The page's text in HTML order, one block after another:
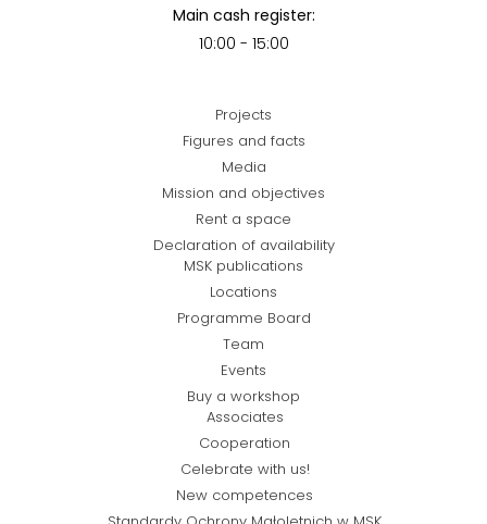
Main cash register:
10:00 - 15:00
Projects
Figures and facts
Media
Mission and objectives
Rent a space
Declaration of availability
MSK publications
Locations
Programme Board
Team
Events
Buy a workshop
Associates
Cooperation
Celebrate with us!
New competences